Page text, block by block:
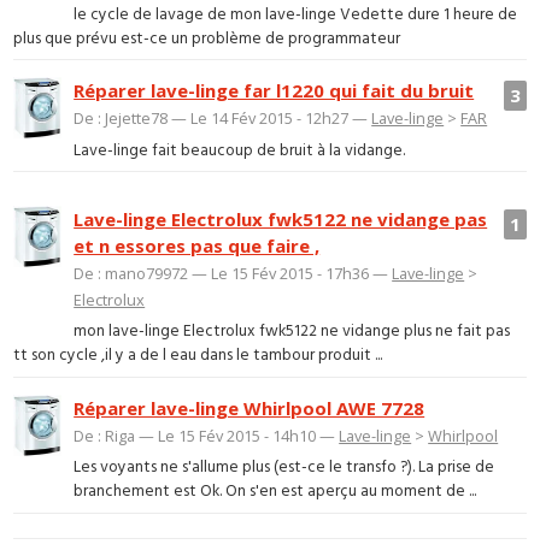
le cycle de lavage de mon lave-linge Vedette dure 1 heure de
plus que prévu est-ce un problème de programmateur
3
Réparer lave-linge far l1220 qui fait du bruit
De : Jejette78 — Le 14 Fév 2015 - 12h27 — Lave-linge > FAR
Lave-linge fait beaucoup de bruit à la vidange.
1
Lave-linge Electrolux fwk5122 ne vidange pas
et n essores pas que faire ,
De : mano79972 — Le 15 Fév 2015 - 17h36 — Lave-linge >
Electrolux
mon lave-linge Electrolux fwk5122 ne vidange plus ne fait pas
tt son cycle ,il y a de l eau dans le tambour produit ...
Réparer lave-linge Whirlpool AWE 7728
De : Riga — Le 15 Fév 2015 - 14h10 — Lave-linge >Whirlpool
Les voyants ne s'allume plus (est-ce le transfo ?). La prise de
branchement est Ok. On s'en est aperçu au moment de ...